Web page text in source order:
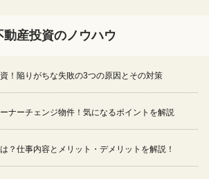
動産投資のノウハウ
！陥りがちな失敗の3つの原因とその対策
ナーチェンジ物件！気になるポイントを解説
？仕事内容とメリット・デメリットを解説！